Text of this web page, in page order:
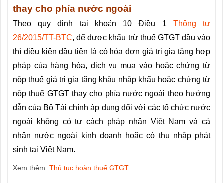
thay cho phía nước ngoài
Theo quy định tại khoản 10 Điều 1 Thông tư
26/2015/TT-BTC, để được khấu trừ thuế GTGT đầu vào
thì điều kiện đầu tiên là có hóa đơn giá trị gia tăng hợp
pháp của hàng hóa, dịch vụ mua vào hoặc chứng từ
nộp thuế giá trị gia tăng khâu nhập khẩu hoặc chứng từ
nộp thuế GTGT thay cho phía nước ngoài theo hướng
dẫn của Bộ Tài chính áp dụng đối với các tổ chức nước
ngoài không có tư cách pháp nhân Việt Nam và cá
nhân nước ngoài kinh doanh hoặc có thu nhập phát
sinh tại Việt Nam.
Xem thêm: Thủ tục hoàn thuế GTGT